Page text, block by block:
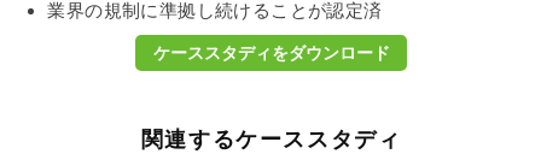
業界の規制に準拠し続けることが認定済
ケーススタディをダウンロード
関連するケーススタディ